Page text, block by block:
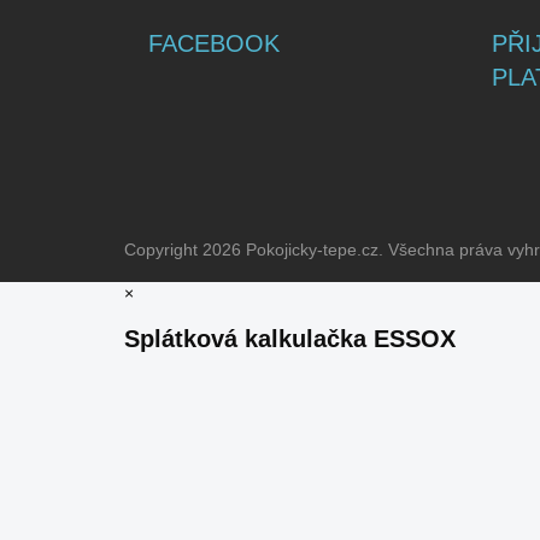
FACEBOOK
Copyright 2026 Pokojicky-tepe.cz. Všechna práva
×
Splátková kalkulačka ESSOX